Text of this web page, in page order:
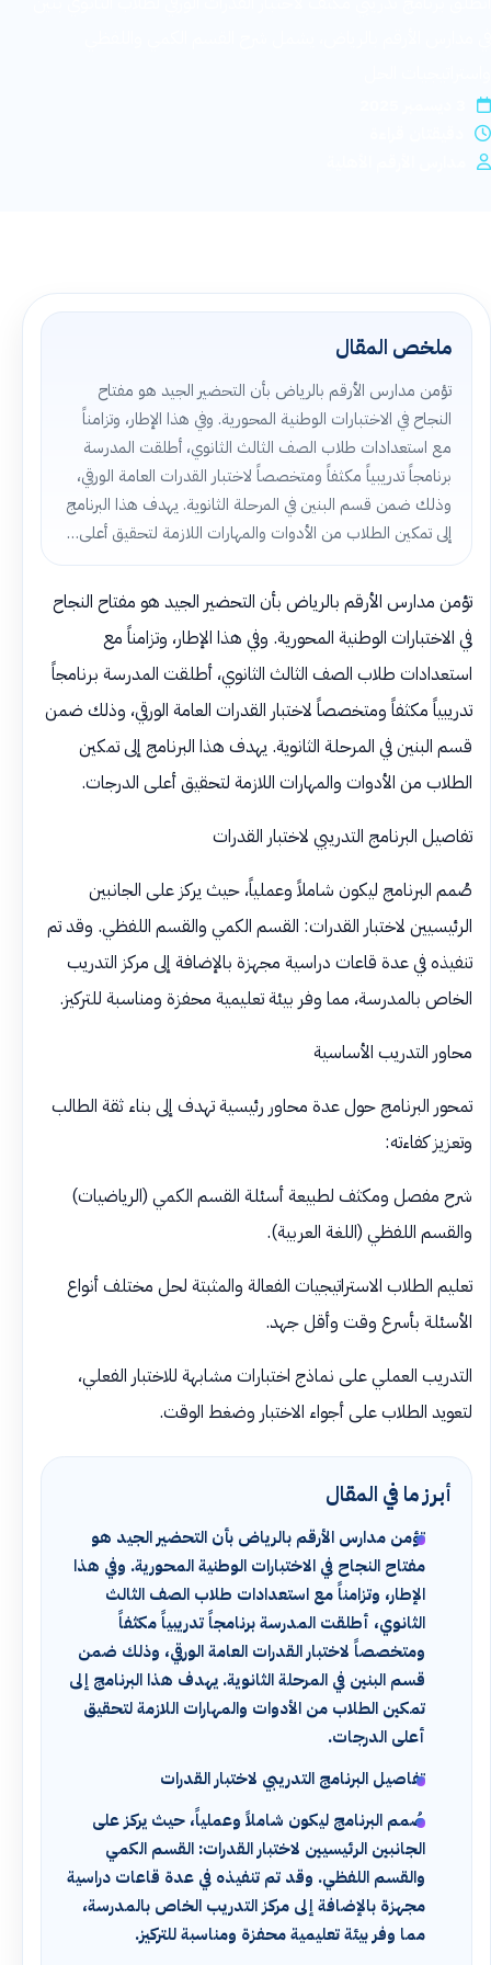
ملخص المقال
تؤمن مدارس الأرقم بالرياض بأن التحضير الجيد هو مفتاح
النجاح في الاختبارات الوطنية المحورية. وفي هذا الإطار، وتزامناً
مع استعدادات طلاب الصف الثالث الثانوي، أطلقت المدرسة
برنامجاً تدريبياً مكثفاً ومتخصصاً لاختبار القدرات العامة الورقي،
وذلك ضمن قسم البنين في المرحلة الثانوية. يهدف هذا البرنامج
إلى تمكين الطلاب من الأدوات والمهارات اللازمة لتحقيق أعلى…
تؤمن مدارس الأرقم بالرياض بأن التحضير الجيد هو مفتاح النجاح
في الاختبارات الوطنية المحورية. وفي هذا الإطار، وتزامناً مع
استعدادات طلاب الصف الثالث الثانوي، أطلقت المدرسة برنامجاً
تدريبياً مكثفاً ومتخصصاً لاختبار القدرات العامة الورقي، وذلك ضمن
قسم البنين في المرحلة الثانوية. يهدف هذا البرنامج إلى تمكين
الطلاب من الأدوات والمهارات اللازمة لتحقيق أعلى الدرجات.
تفاصيل البرنامج التدريبي لاختبار القدرات
صُمم البرنامج ليكون شاملاً وعملياً، حيث يركز على الجانبين
الرئيسيين لاختبار القدرات: القسم الكمي والقسم اللفظي. وقد تم
تنفيذه في عدة قاعات دراسية مجهزة بالإضافة إلى مركز التدريب
الخاص بالمدرسة، مما وفر بيئة تعليمية محفزة ومناسبة للتركيز.
محاور التدريب الأساسية
تمحور البرنامج حول عدة محاور رئيسية تهدف إلى بناء ثقة الطالب
وتعزيز كفاءته:
شرح مفصل ومكثف لطبيعة أسئلة القسم الكمي (الرياضيات)
والقسم اللفظي (اللغة العربية).
تعليم الطلاب الاستراتيجيات الفعالة والمثبتة لحل مختلف أنواع
الأسئلة بأسرع وقت وأقل جهد.
التدريب العملي على نماذج اختبارات مشابهة للاختبار الفعلي،
لتعويد الطلاب على أجواء الاختبار وضغط الوقت.
أبرز ما في المقال
تؤمن مدارس الأرقم بالرياض بأن التحضير الجيد هو
مفتاح النجاح في الاختبارات الوطنية المحورية. وفي هذا
الإطار، وتزامناً مع استعدادات طلاب الصف الثالث
الثانوي، أطلقت المدرسة برنامجاً تدريبياً مكثفاً
ومتخصصاً لاختبار القدرات العامة الورقي، وذلك ضمن
قسم البنين في المرحلة الثانوية. يهدف هذا البرنامج إلى
تمكين الطلاب من الأدوات والمهارات اللازمة لتحقيق
أعلى الدرجات.
تفاصيل البرنامج التدريبي لاختبار القدرات
صُمم البرنامج ليكون شاملاً وعملياً، حيث يركز على
الجانبين الرئيسيين لاختبار القدرات: القسم الكمي
والقسم اللفظي. وقد تم تنفيذه في عدة قاعات دراسية
مجهزة بالإضافة إلى مركز التدريب الخاص بالمدرسة،
مما وفر بيئة تعليمية محفزة ومناسبة للتركيز.